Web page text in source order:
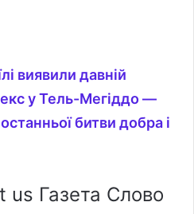
виявили давній
у Тель-Мегіддо —
битви добра і
us Газета Слово